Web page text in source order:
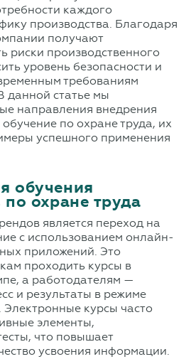
каждого
производства. Благодаря
получают
риски производственного
уровень безопасности и
требованиям
данной статье мы
направления внедрения
по охране труда, их
успешного применения
обучения
по охране труда
является переход на
с использованием онлайн-
приложений. Это
проходить курсы в
а работодателям —
и результаты в режиме
курсы часто
элементы,
что повышает
усвоения информации.